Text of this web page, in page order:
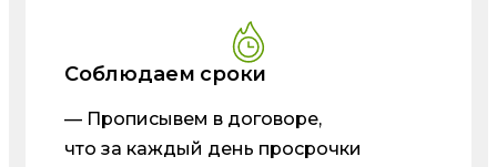
Соблюдаем сроки
— Прописывем в договоре,
что за каждый день просрочки